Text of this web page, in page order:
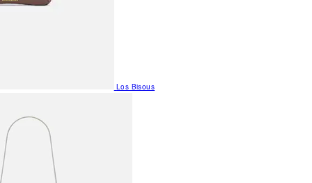
Los Bisous